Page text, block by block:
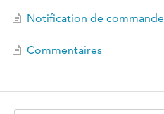
Notification de commande
Commentaires